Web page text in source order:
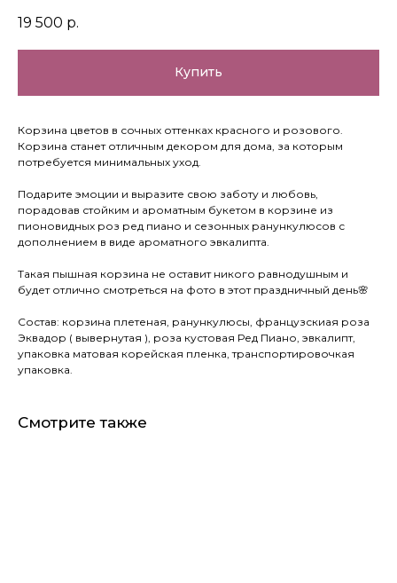
19 500 р.
Купить
Корзина цветов в сочных оттенках красного и розового.
Корзина станет отличным декором для дома, за которым
потребуется минимальных уход.
Подарите эмоции и выразите свою заботу и любовь,
порадовав стойким и ароматным букетом в корзине из
пионовидных роз ред пиано и сезонных ранункулюсов с
дополнением в виде ароматного эвкалипта.
Такая пышная корзина не оставит никого равнодушным и
будет отлично смотреться на фото в этот праздничный день🌸
Состав: корзина плетеная, ранункулюсы, французскиая роза
Эквадор ( вывернутая ), роза кустовая Ред Пиано, эвкалипт,
упаковка матовая корейская пленка, транспортировочкая
упаковка.
Смотрите также